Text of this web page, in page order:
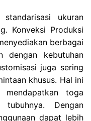
ukuran
Konveksi Produksi
berbagai
dengan kebutuhan
juga sering
khusus. Hal ini
mendapatkan toga
Dengan
dapat lebih